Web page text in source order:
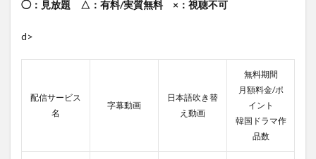
◯：見放題 △：有料/実質無料 ×：視聴不可
d>
配信サービス
名
字幕動画
日本語吹き替
え動画
無料期間
月額料金/ポ
イント
韓国ドラマ作
品数